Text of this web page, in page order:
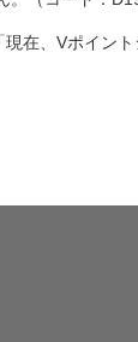
在、Vポイン